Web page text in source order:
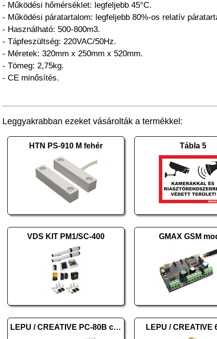
- Működési hőmérséklet: legfeljebb 45°C.
- Működési páratartalom: legfeljebb 80%-os relatív
- Használható: 500-800m3.
- Tápfeszültség: 220VAC/50Hz.
- Méretek: 320mm x 250mm x 520mm.
- Tömeg: 2,75kg.
- CE minősítés.
Leggyakrabban ezeket vásárolták a termékkel:
HTN PS-910 M fehér Tábla 5
VDS KIT PM1/SC-400 GMAX GSM
LEPU / CREATIVE PC-80B color LEPU / CREATIVE